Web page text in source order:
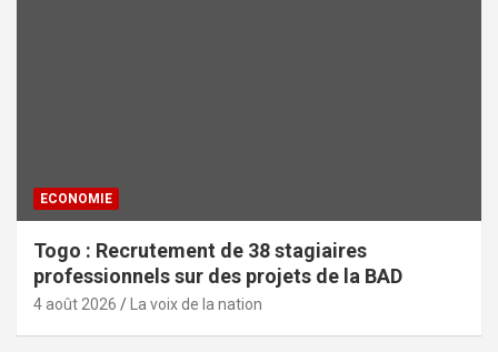
ECONOMIE
Togo : Recrutement de 38 stagiaires
professionnels sur des projets de la BAD
4 août 2026 La voix de la nation